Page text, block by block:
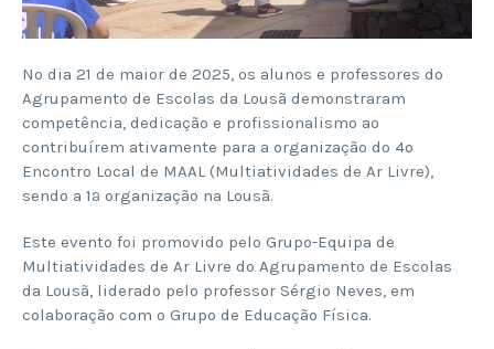
No dia 21 de maior de 2025, os alunos e professores do
Agrupamento de Escolas da Lousã demonstraram
competência, dedicação e profissionalismo ao
contribuírem ativamente para a organização do 4º
Encontro Local de MAAL (Multiatividades de Ar Livre),
sendo a 1ª organização na Lousã.
Este evento foi promovido pelo Grupo-Equipa de
Multiatividades de Ar Livre do Agrupamento de Escolas
da Lousã, liderado pelo professor Sérgio Neves, em
colaboração com o Grupo de Educação Física.